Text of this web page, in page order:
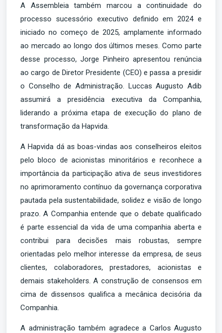
A Assembleia também marcou a continuidade do
processo sucessório executivo definido em 2024 e
iniciado no começo de 2025, amplamente informado
ao mercado ao longo dos últimos meses. Como parte
desse processo, Jorge Pinheiro apresentou renúncia
ao cargo de Diretor Presidente (CEO) e passa a presidir
o Conselho de Administração. Luccas Augusto Adib
assumirá a presidência executiva da Companhia,
liderando a próxima etapa de execução do plano de
transformação da Hapvida.
A Hapvida dá as boas-vindas aos conselheiros eleitos
pelo bloco de acionistas minoritários e reconhece a
importância da participação ativa de seus investidores
no aprimoramento contínuo da governança corporativa
pautada pela sustentabilidade, solidez e visão de longo
prazo. A Companhia entende que o debate qualificado
é parte essencial da vida de uma companhia aberta e
contribui para decisões mais robustas, sempre
orientadas pelo melhor interesse da empresa, de seus
clientes, colaboradores, prestadores, acionistas e
demais stakeholders. A construção de consensos em
cima de dissensos qualifica a mecânica decisória da
Companhia.
A administração também agradece a Carlos Augusto